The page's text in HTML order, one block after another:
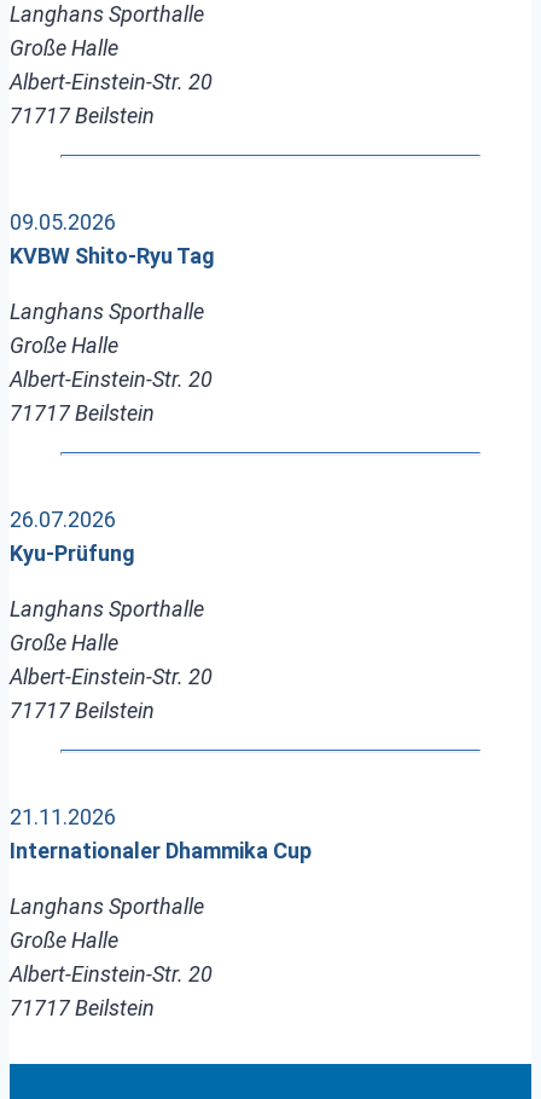
Langhans Sporthalle
Große Halle
Albert-Einstein-Str. 20
71717 Beilstein
09.05.2026
KVBW Shito-Ryu Tag
Langhans Sporthalle
Große Halle
Albert-Einstein-Str. 20
71717 Beilstein
26.07.2026
Kyu-Prüfung
Langhans Sporthalle
Große Halle
Albert-Einstein-Str. 20
71717 Beilstein
21.11.2026
Internationaler Dhammika Cup
Langhans Sporthalle
Große Halle
Albert-Einstein-Str. 20
71717 Beilstein